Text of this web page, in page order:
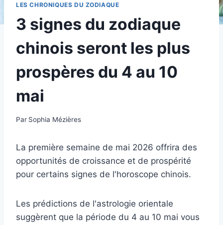
LES CHRONIQUES DU ZODIAQUE
3 signes du zodiaque
chinois seront les plus
prospères du 4 au 10
mai
Par Sophia Mézières
La première semaine de mai 2026 offrira des
opportunités de croissance et de prospérité
pour certains signes de l'horoscope chinois.
Les prédictions de l'astrologie orientale
suggèrent que la période du 4 au 10 mai vous